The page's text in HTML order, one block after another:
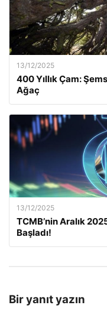
13/12/2025
400 Yıllık Çam:
Ağaç
13/12/2025
TCMB’nin Aralık
Başladı!
Bir yanıt yazın